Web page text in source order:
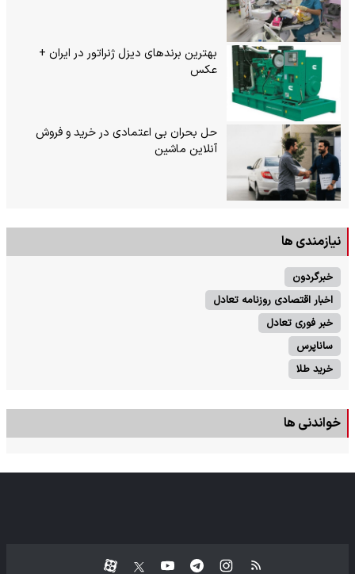
بهترین برندهای دیزل ژنراتور در ایران +
عکس
حل بحران بی‌ اعتمادی در خرید و فروش
آنلاین ماشین
نیازمندی ها
خبرگردون
اخبار اقتصادی روزنامه تعادل
خبر فوری تعادل
ساناپرس
خرید طلا
خواندنی ها